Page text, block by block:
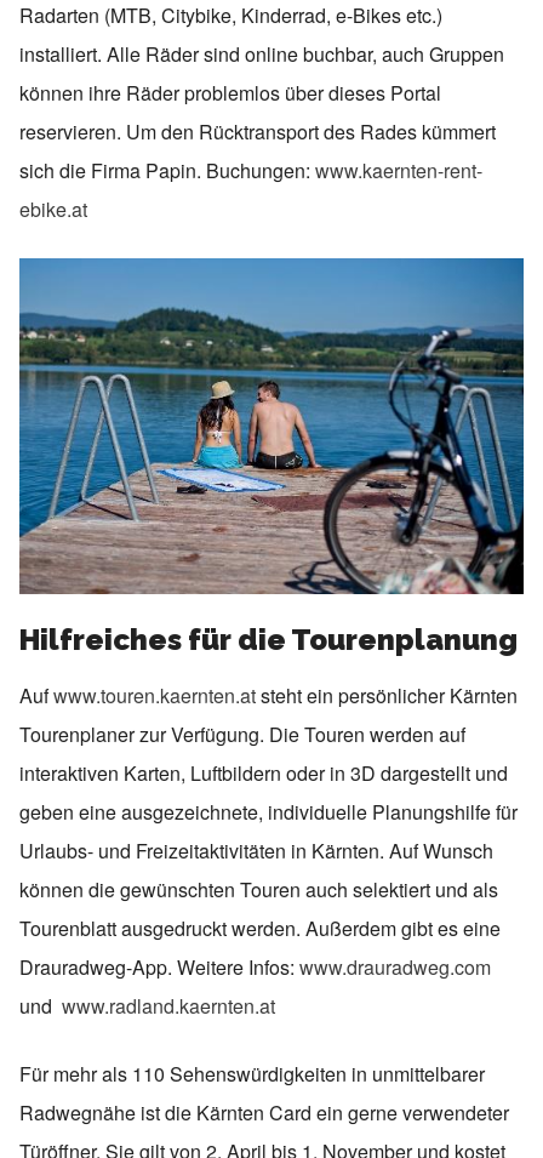
Radarten (MTB, Citybike, Kinderrad, e-Bikes etc.)
installiert. Alle Räder sind online buchbar, auch Gruppen
können ihre Räder problemlos über dieses Portal
reservieren. Um den Rücktransport des Rades kümmert
sich die Firma Papin. Buchungen: www.kaernten-rent-
ebike.at
Hilfreiches für die Tourenplanung
Aufwww.touren.kaernten.atsteht ein persönlicher Kärnten
Tourenplaner zur Verfügung. Die Touren werden auf
interaktiven Karten, Luftbildern oder in 3D dargestellt und
geben eine ausgezeichnete, individuelle Planungshilfe für
Urlaubs- und Freizeitaktivitäten in Kärnten. Auf Wunsch
können die gewünschten Touren auch selektiert und als
Tourenblatt ausgedruckt werden. Außerdem gibt es eine
Drauradweg-App. Weitere Infos: www.drauradweg.com
und www.radland.kaernten.at
Für mehr als 110 Sehenswürdigkeiten in unmittelbarer
Radwegnähe ist die Kärnten Card ein gerne verwendeter
Türöffner. Sie gilt von 2. April bis 1. November und kostet